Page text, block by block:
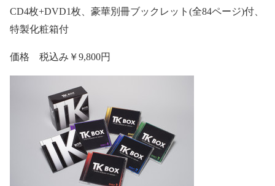
CD4枚+DVD1枚、豪華別冊ブックレット (全84ページ)付、
特製化粧箱付
価格 税込み￥9,800円